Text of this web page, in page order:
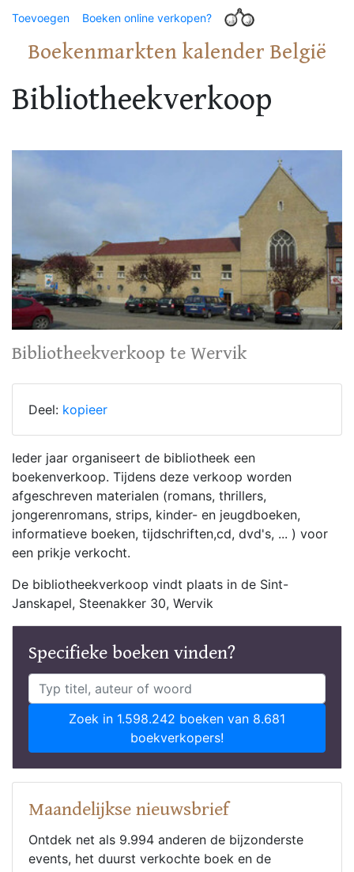
Toevoegen Boeken online verkopen?
Boekenmarkten kalender België
Bibliotheekverkoop
Bibliotheekverkoop te Wervik
Deel: kopieer
Ieder jaar organiseert de bibliotheek een
boekenverkoop. Tijdens deze verkoop worden
afgeschreven materialen (romans, thrillers,
jongerenromans, strips, kinder- en jeugdboeken,
informatieve boeken, tijdschriften,cd, dvd's, ... ) voor
een prikje verkocht.
De bibliotheekverkoop vindt plaats in de Sint-
Janskapel, Steenakker 30, Wervik
Specifieke boeken vinden?
Zoek in 1.598.242 boeken van 8.681
boekverkopers!
Maandelijkse nieuwsbrief
Ontdek net als 9.994 anderen de bijzonderste
events, het duurst verkochte boek en de